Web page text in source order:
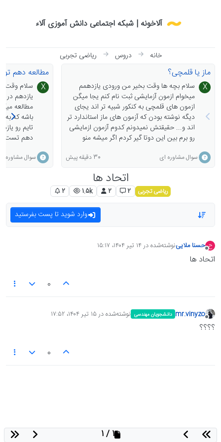
آلاخونه | شبکه اجتماعی دانش آموزی آلاء
خانه دروس ریاضی تجربی
ماز یا قلمچی؟
X
سلام بچه ها وقت بخیر من ورودی یازدهمم
میخوام ازمون آزمایشی ثبت نام کنم یجا میگن
ازمون های قلمچی به کنکور شبیه تر اند یجای
دیگه نوشته بودن که آزمون های ماز استاندارد تر
اند و... حقیقتش نمیدونم کدوم آزمون ازمایشی
رو برم بین این دوتا گیر کردم اگر میشه منو
سوال مشاوره ای 30 دقیقه پیش
مطالعه دهم
X
سلام وقت
یازدهم در
مطالعه
دهم تست
سوال مشاوره
اتحاد ها
ریاضی تجربی 2
2
1.5k
2
وارد شوید تا پست بفرستید
ح
آفلاین
حسنا ملایینوشته‌شده در۱۴ تیر ۱۴۰۴،‏ ۱۵:۱۷
آخرین ویرایش توسط انجام شده
اتحاد ها
0
آفلاین
mr.vinyzo دانشجویان مهندسی نوشته‌شده در۱۵ تیر ۱۴۰۴،‏ ۱۷:۵۲
آخرین ویرایش توسط انجام شده
؟؟؟؟
0
1 / 1